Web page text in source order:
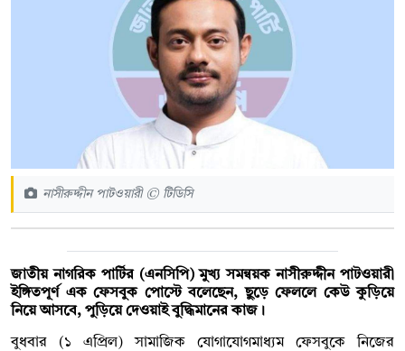
নাসীরুদ্দীন পাটওয়ারী © টিডিসি
জাতীয় নাগরিক পার্টির (এনসিপি) মুখ্য সমন্বয়ক নাসীরুদ্দীন পাটওয়ারী
ইঙ্গিতপূর্ণ এক ফেসবুক পোস্টে বলেছেন, ছুড়ে ফেললে কেউ কুড়িয়ে
নিয়ে আসবে, পুড়িয়ে দেওয়াই বুদ্ধিমানের কাজ।
বুধবার (১ এপ্রিল) সামাজিক যোগাযোগমাধ্যম ফেসবুকে নিজের